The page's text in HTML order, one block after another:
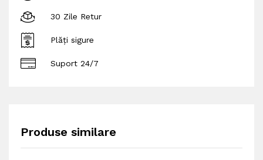
30 Zile Retur
Plăți sigure
Suport 24/7
Produse similare